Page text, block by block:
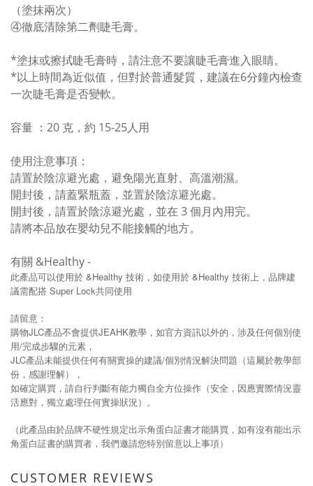
（塗抹兩次）
④徹底清除第二劑睫毛膏。
*塗抹或擦拭睫毛膏時，請注意不要讓睫毛膏進入眼睛。
*以上時間為近似值，但對於普通髮質，建議在6分鐘內檢查
一次睫毛膏是否變軟。
容量 ：20 克，約 15-25人用
使用注意事項：
請置於陰涼避光處，避免陽光直射、高溫潮濕。
開封後，請蓋緊瓶蓋，並置於陰涼避光處。
開封後，請置於陰涼避光處，並在 3 個月內用完。
請將本品放在嬰幼兒不能接觸的地方。
有關 &Healthy -
此產品可以使用於 &Healthy 技術，如使用於 &Healthy 技術上，品牌建
議需配搭 Super Lock共同使用
請留意：
購物JLC產品不會提供JEAHK教學，如官方資訊以外的，涉及任何個別使
用/完成步驟的元素，
JLC產品未能提供任何有關實操的建議/個別情況解決問題（這屬於教學部
份，感謝理解），
如確定購買，請自行判斷有能力獨自全方位操作（安全，因應實際情況靈
活應對，獨立處理任何實操狀況）。
（此產品由於品牌不硬性規定出示角蛋白証書才能購買，如有沒有能出示
角蛋白証書的購買者，我們邀請您特別留意以上事項）
CUSTOMER REVIEWS